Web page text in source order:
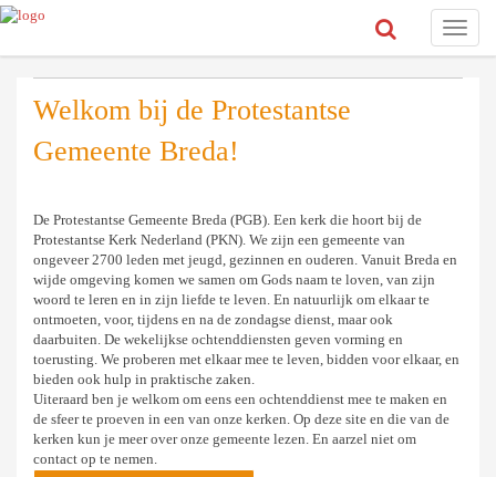
Toggle
Welkom bij de Protestantse
Gemeente Breda!
De Protestantse Gemeente Breda (PGB). Een kerk die hoort bij de
Protestantse Kerk Nederland (PKN). We zijn een gemeente van
ongeveer 2700 leden met jeugd, gezinnen en ouderen. Vanuit Breda en
wijde omgeving komen we samen om Gods naam te loven, van zijn
woord te leren en in zijn liefde te leven. En natuurlijk om elkaar te
ontmoeten, voor, tijdens en na de zondagse dienst, maar ook
daarbuiten. De wekelijkse ochtenddiensten geven vorming en
toerusting. We proberen met elkaar mee te leven, bidden voor elkaar, en
bieden ook hulp in praktische zaken.
Uiteraard ben je welkom om eens een ochtenddienst mee te maken en
de sfeer te proeven in een van onze kerken. Op deze site en die van de
kerken kun je meer over onze gemeente lezen. En aarzel niet om
contact op te nemen.